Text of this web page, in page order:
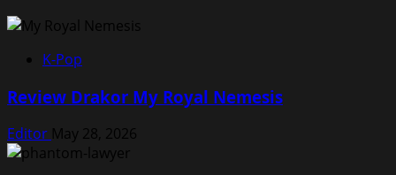
K-Pop
Review Drakor My Royal Nemesis
Editor May 28, 2026